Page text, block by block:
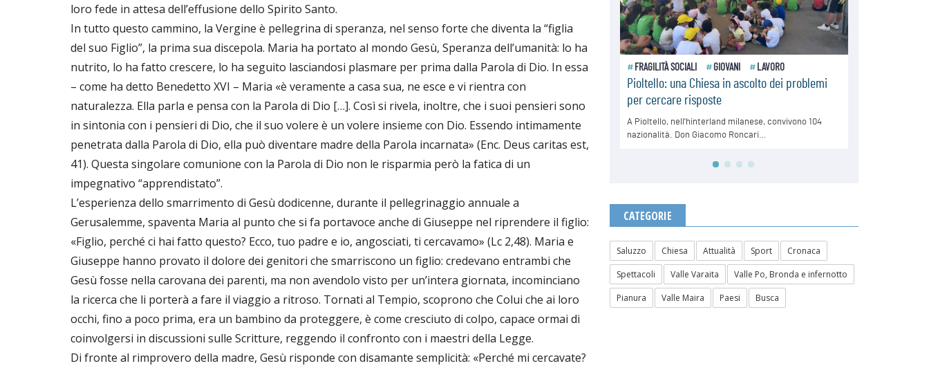
loro fede in attesa dell’effusione dello Spirito Santo.
In tutto questo cammino, la Vergine è pellegrina di speranza, nel senso forte che diventa la “figlia
del suo Figlio”, la prima sua discepola. Maria ha portato al mondo Gesù, Speranza dell’umanità: lo ha
nutrito, lo ha fatto crescere, lo ha seguito lasciandosi plasmare per prima dalla Parola di Dio. In essa
– come ha detto Benedetto XVI – Maria «è veramente a casa sua, ne esce e vi rientra con
naturalezza. Ella parla e pensa con la Parola di Dio […]. Così si rivela, inoltre, che i suoi pensieri sono
in sintonia con i pensieri di Dio, che il suo volere è un volere insieme con Dio. Essendo intimamente
penetrata dalla Parola di Dio, ella può diventare madre della Parola incarnata» (Enc. Deus caritas est,
41). Questa singolare comunione con la Parola di Dio non le risparmia però la fatica di un
impegnativo “apprendistato”.
L’esperienza dello smarrimento di Gesù dodicenne, durante il pellegrinaggio annuale a
Gerusalemme, spaventa Maria al punto che si fa portavoce anche di Giuseppe nel riprendere il figlio:
«Figlio, perché ci hai fatto questo? Ecco, tuo padre e io, angosciati, ti cercavamo» (Lc 2,48). Maria e
Giuseppe hanno provato il dolore dei genitori che smarriscono un figlio: credevano entrambi che
Gesù fosse nella carovana dei parenti, ma non avendolo visto per un’intera giornata, incominciano
la ricerca che li porterà a fare il viaggio a ritroso. Tornati al Tempio, scoprono che Colui che ai loro
occhi, fino a poco prima, era un bambino da proteggere, è come cresciuto di colpo, capace ormai di
coinvolgersi in discussioni sulle Scritture, reggendo il confronto con i maestri della Legge.
Di fronte al rimprovero della madre, Gesù risponde con disamante semplicità: «Perché mi cercavate?
CATEGORIE
Saluzzo Chiesa Attualità Sport
Cronaca
Spettacoli
Valle Varaita
Valle Po, Bronda e infernotto
Pianura
Valle Maira Paesi Busca